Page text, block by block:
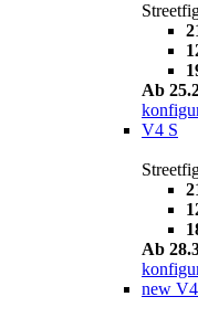
Ab
V4 S
Ab
new